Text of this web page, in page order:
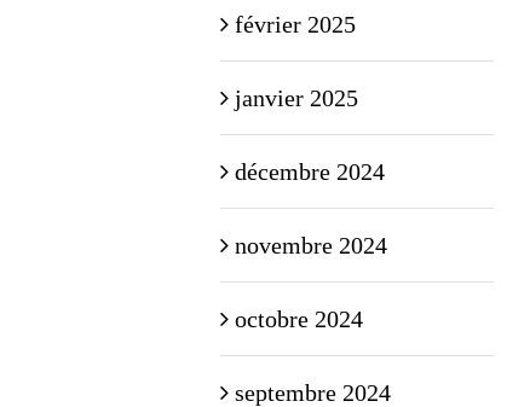
février 2025
janvier 2025
décembre 2024
novembre 2024
octobre 2024
septembre 2024